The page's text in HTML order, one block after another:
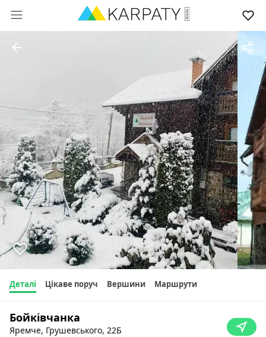
Деталі Цікаве поруч Вершини Маршрути
Бойківчанка
Яремче, Грушевського, 22Б